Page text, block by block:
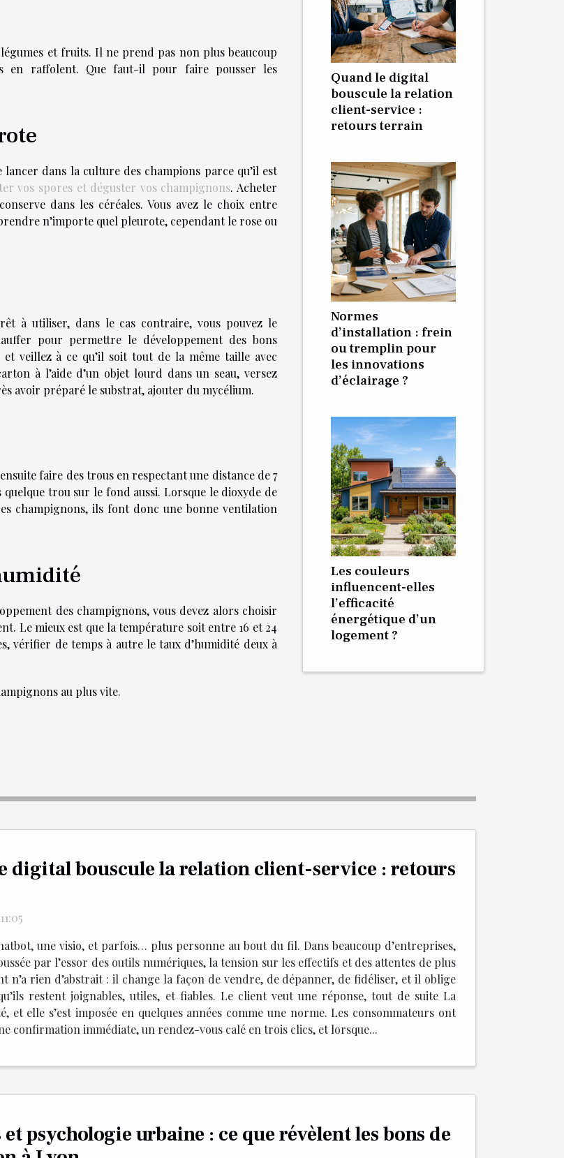
et fruits. Il ne prend pas non plus beaucoup
en raffolent. Que faut-il pour faire pousser les
dans la culture des champions parce qu’il est
vos spores et déguster vos champignons. Acheter
dans les céréales. Vous avez le choix entre
n’importe quel pleurote, cependant le rose ou
à utiliser, dans le cas contraire, vous pouvez le
pour permettre le développement des bons
veillez à ce qu’il soit tout de la même taille avec
à l’aide d’un objet lourd dans un seau, versez
avoir préparé le substrat, ajouter du mycélium.
faire des trous en respectant une distance de 7
trou sur le fond aussi. Lorsque le dioxyde de
champignons, ils font donc une bonne ventilation
des champignons, vous devez alors choisir
Le mieux est que la température soit entre 16 et 24
vérifier de temps à autre le taux d’humidité deux à
au plus vite.
Quand le digital
bouscule la relation
client-service :
retours terrain
Normes
d’installation : frein
ou tremplin pour
les innovations
d’éclairage ?
Les couleurs
influencent-elles
l’efficacité
énergétique d’un
logement ?
digital bouscule la relation client-service : retours
une visio, et parfois… plus personne au bout du fil. Dans beaucoup d’entreprises,
par l’essor des outils numériques, la tension sur les effectifs et des attentes de plus
n’a rien d’abstrait : il change la façon de vendre, de dépanner, de fidéliser, et il oblige
restent joignables, utiles, et fiables. Le client veut une réponse, tout de suite La
et elle s’est imposée en quelques années comme une norme. Les consommateurs ont
confirmation immédiate, un rendez-vous calé en trois clics, et lorsque...
et psychologie urbaine : ce que révèlent les bons de